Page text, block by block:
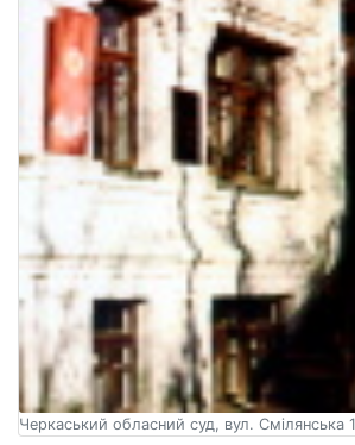
Черкаський обласний суд, вул. Смілянська